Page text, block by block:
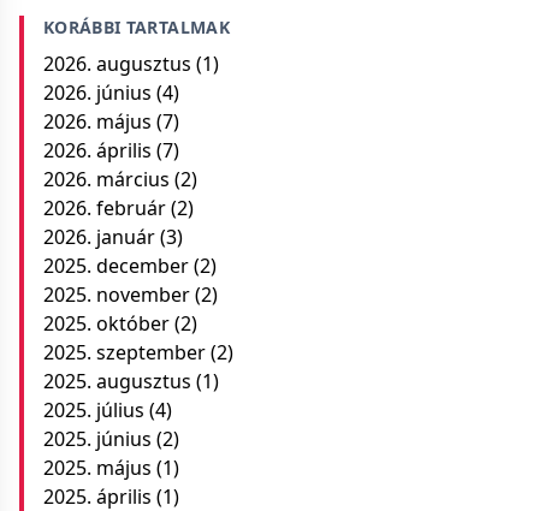
KORÁBBI TARTALMAK
2026. augusztus (1)
2026. június (4)
2026. május (7)
2026. április (7)
2026. március (2)
2026. február(2)
2026. január(3)
2025. december(2)
2025. november(2)
2025. október(2)
2025. szeptember(2)
2025. augusztus (1)
2025. július (4)
2025. június (2)
2025. május (1)
2025. április (1)